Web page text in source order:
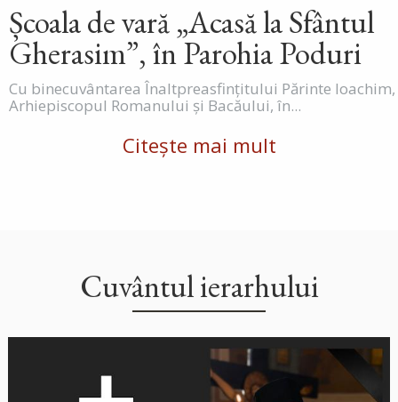
Școala de vară „Acasă la Sfântul
Gherasim”, în Parohia Poduri
Cu binecuvântarea Înaltpreasfințitului Părinte Ioachim,
Arhiepiscopul Romanului și Bacăului, în...
Citește mai mult
Cuvântul ierarhului